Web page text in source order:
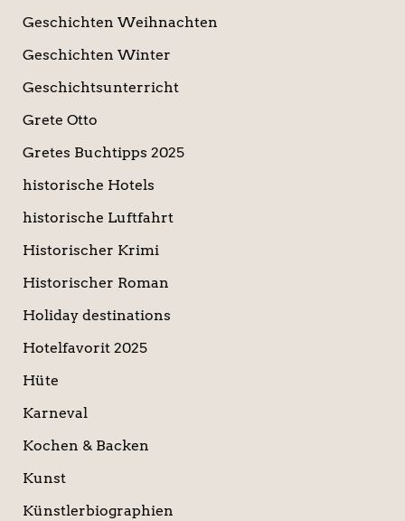
Geschichten Weihnachten
Geschichten Winter
Geschichtsunterricht
Grete Otto
Gretes Buchtipps 2025
historische Hotels
historische Luftfahrt
Historischer Krimi
Historischer Roman
Holiday destinations
Hotelfavorit 2025
Hüte
Karneval
Kochen & Backen
Kunst
Künstlerbiographien